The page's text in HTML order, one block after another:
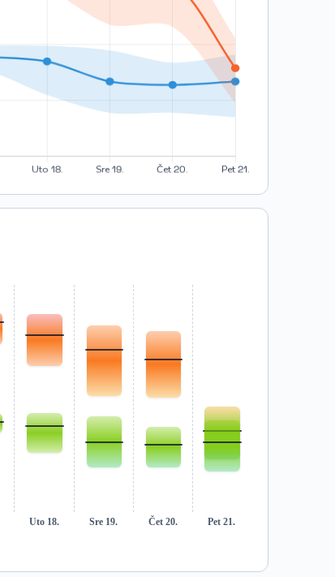
Uto 18. Sre 19. Čet 20. Pet 21.